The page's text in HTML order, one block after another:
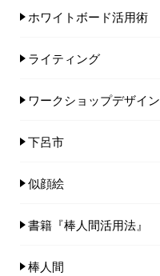
ホワイトボード活用術
ライティング
ワークショップデザイン
下呂市
似顔絵
書籍『棒人間活用法』
棒人間